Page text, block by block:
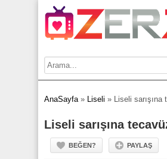
AnaSayfa» Liseli » Liseli
Liseli sarışına
BEĞEN? PAYLAŞ